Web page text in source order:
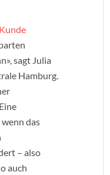
Kunde
sagt Julia
Hamburg.
das
– also
auch